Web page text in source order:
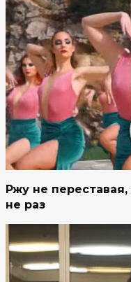
Ржу не
не раз